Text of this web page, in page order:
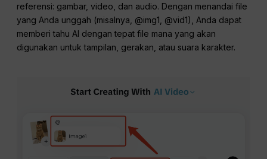
referensi: gambar, video, dan audio. Dengan menandai file
yang Anda unggah (misalnya, @img1, @vid1), Anda dapat
memberi tahu AI dengan tepat file mana yang akan
digunakan untuk tampilan, gerakan, atau suara karakter.